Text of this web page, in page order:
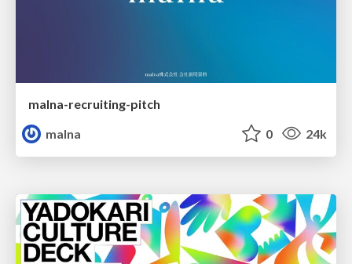
malna-recruiting-pitch
malna
0 24k